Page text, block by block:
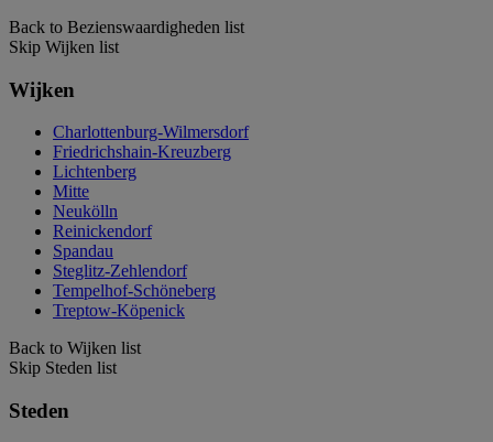
Back to Bezienswaardigheden list
Skip Wijken list
Wijken
Charlottenburg-Wilmersdorf
Friedrichshain-Kreuzberg
Lichtenberg
Mitte
Neukölln
Reinickendorf
Spandau
Steglitz-Zehlendorf
Tempelhof-Schöneberg
Treptow-Köpenick
Back to Wijken list
Skip Steden list
Steden